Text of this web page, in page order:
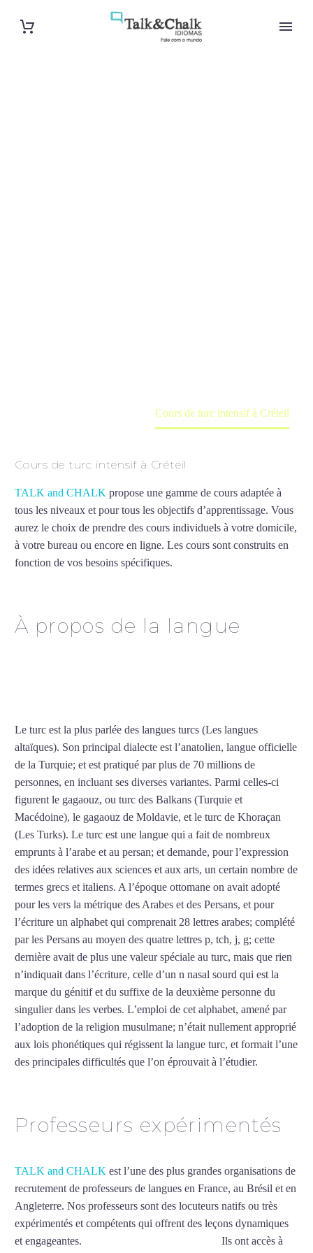
Cours de turc intensif à Créteil
Cours de turc intensif à Créteil
TALK and CHALK propose une gamme de cours adaptée à
tous les niveaux et pour tous les objectifs d’apprentissage. Vous
aurez le choix de prendre des cours individuels à votre domicile,
à votre bureau ou encore en ligne. Les cours sont construits en
fonction de vos besoins spécifiques.
À propos de la langue
Le turc est la plus parlée des langues turcs (Les langues
altaïques). Son principal dialecte est l’anatolien, langue officielle
de la Turquie; et est pratiqué par plus de 70 millions de
personnes, en incluant ses diverses variantes. Parmi celles-ci
figurent le gagaouz, ou turc des Balkans (Turquie et
Macédoine), le gagaouz de Moldavie, et le turc de Khoraçan
(Les Turks). Le turc est une langue qui a fait de nombreux
emprunts à l’arabe et au persan; et demande, pour l’expression
des idées relatives aux sciences et aux arts, un certain nombre de
termes grecs et italiens. A l’époque ottomane on avait adopté
pour les vers la métrique des Arabes et des Persans, et pour
l’écriture un alphabet qui comprenait 28 lettres arabes; complété
par les Persans au moyen des quatre lettres p, tch, j, g; cette
dernière avait de plus une valeur spéciale au turc, mais que rien
n’indiquait dans l’écriture, celle d’un n nasal sourd qui est la
marque du génitif et du suffixe de la deuxième personne du
singulier dans les verbes. L’emploi de cet alphabet, amené par
l’adoption de la religion musulmane; n’était nullement approprié
aux lois phonétiques qui régissent la langue turc, et formait l’une
des principales difficultés que l’on éprouvait à l’étudier.
Professeurs expérimentés
TALK and CHALK est l’une des plus grandes organisations de
recrutement de professeurs de langues en France, au Brésil et en
Angleterre. Nos professeurs sont des locuteurs natifs ou très
expérimentés et compétents qui offrent des leçons dynamiques
et engageantes.
Ils ont accès à